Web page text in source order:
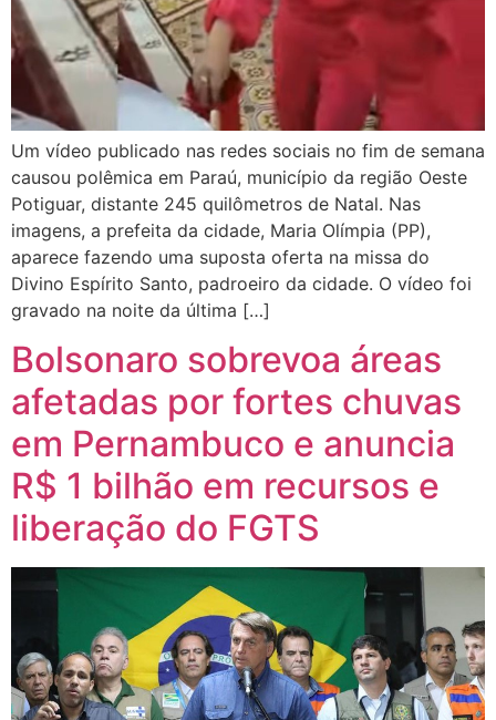
Um vídeo publicado nas redes sociais no fim de semana
causou polêmica em Paraú, município da região Oeste
Potiguar, distante 245 quilômetros de Natal. Nas
imagens, a prefeita da cidade, Maria Olímpia (PP),
aparece fazendo uma suposta oferta na missa do
Divino Espírito Santo, padroeiro da cidade. O vídeo foi
gravado na noite da última […]
Bolsonaro sobrevoa áreas
afetadas por fortes chuvas
em Pernambuco e anuncia
R$ 1 bilhão em recursos e
liberação do FGTS